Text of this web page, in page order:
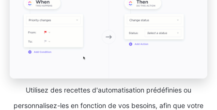
Utilisez des recettes d'automatisation prédéfinies ou
personnalisez-les en fonction de vos besoins, afin que votre